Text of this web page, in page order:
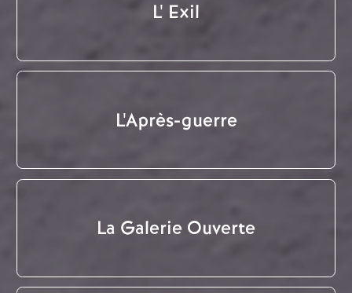
L' Exil
L'Après-guerre
La Galerie Ouverte